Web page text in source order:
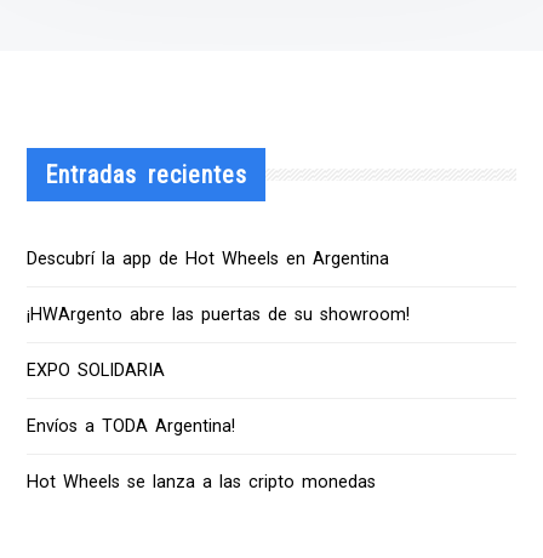
Entradas recientes
Descubrí la app de Hot Wheels en Argentina
¡HWArgento abre las puertas de su showroom!
EXPO SOLIDARIA
Envíos a TODA Argentina!
Hot Wheels se lanza a las cripto monedas